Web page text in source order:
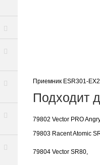
Приемник ESR301-
Подходит
79802 Vector PRO
79803 Racent Atomic
79804 Vector SR80,